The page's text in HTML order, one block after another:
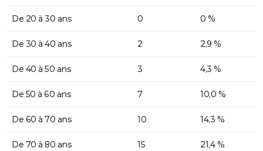
De 20 à 30 ans 0 0 %
De 30 à 40 ans 2 2,9 %
De 40 à 50 ans 3 4,3 %
De 50 à 60 ans 7 10,0 %
De 60 à 70 ans 10 14,3 %
De 70 à 80 ans 15 21,4 %